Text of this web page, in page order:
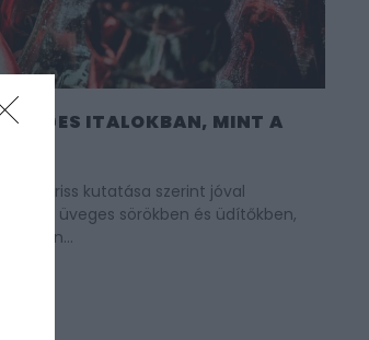
ITALOKBAN, MINT A
friss kutatása szerint jóval
az üveges sörökben és üdítőkben,